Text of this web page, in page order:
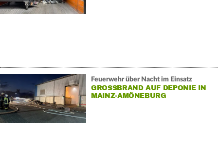
Feuerwehr über Nacht im Einsatz
GROSSBRAND AUF DEPONIE IN M
AINZ-AMÖNEBURG